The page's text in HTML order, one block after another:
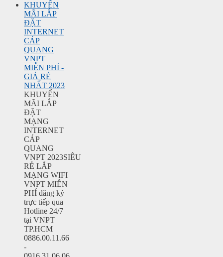
KHUYẾN
MÃI LẮP
ĐẶT
INTERNET
CÁP
QUANG
VNPT
MIỄN PHÍ -
GIÁ RẺ
NHẤT 2023
KHUYẾN
MÃI LẮP
ĐẶT
MẠNG
INTERNET
CÁP
QUANG
VNPT 2023SIÊU
RẺ LẮP
MẠNG WIFI
VNPT MIỄN
PHÍ đăng ký
trực tiếp qua
Hotline 24/7
tại VNPT
TP.HCM
0886.00.11.66
-